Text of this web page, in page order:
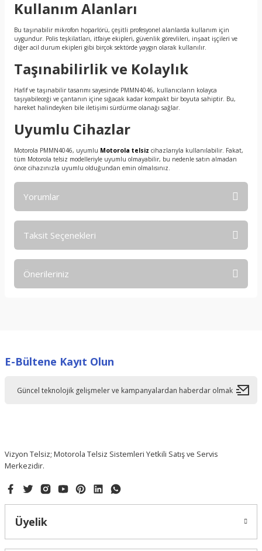
Kullanım Alanları
Bu taşınabilir mikrofon hoparlörü, çeşitli profesyonel alanlarda kullanım için
uygundur. Polis teşkilatları, itfaiye ekipleri, güvenlik görevlileri, inşaat işçileri ve
diğer acil durum ekipleri gibi birçok sektörde yaygın olarak kullanılır.
Taşınabilirlik ve Kolaylık
Hafif ve taşınabilir tasarımı sayesinde PMMN4046, kullanıcıların kolayca
taşıyabileceği ve çantanın içine sığacak kadar kompakt bir boyuta sahiptir. Bu,
hareket halindeyken bile iletişimi sürdürme olanağı sağlar.
Uyumlu Cihazlar
Motorola PMMN4046, uyumlu Motorola telsiz cihazlarıyla kullanılabilir. Fakat,
tüm Motorola telsiz modelleriyle uyumlu olmayabilir, bu nedenle satın almadan
önce cihazınızla uyumlu olduğundan emin olmalısınız.
Yorumlar
Taksit Seçenekleri
Önerileriniz
Ürün resmi kalitesiz, bozuk veya görüntülenemiyor.
E-Bültene Kayıt Olun
Vizyon Telsiz; Motorola Telsiz Sistemleri Yetkili Satış ve Servis
Merkezidir.
Üyelik